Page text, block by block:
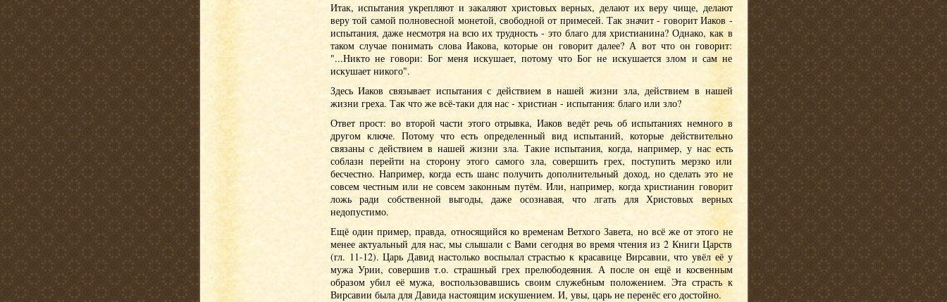
Итак, испытания укрепляют и закаляют христовых верных, делают их веру чище, делают
веру той самой полновесной монетой, свободной от примесей. Так значит - говорит Иаков -
испытания, даже несмотря на всю их трудность - это благо для христианина? Однако, как в
таком случае понимать слова Иакова, которые он говорит далее? А вот что он говорит:
"...Никто не говори: Бог меня искушает, потому что Бог не искушается злом и сам не
искушает никого".
Здесь Иаков связывает испытания с действием в нашей жизни зла, действием в нашей
жизни греха. Так что же всё-таки для нас - христиан - испытания: благо или зло?
Ответ прост: во второй части этого отрывка, Иаков ведёт речь об испытаниях немного в
другом ключе. Потому что есть определенный вид испытаний, которые действительно
связаны с действием в нашей жизни зла. Такие испытания, когда, например, у нас есть
соблазн перейти на сторону этого самого зла, совершить грех, поступить мерзко или
бесчестно. Например, когда есть шанс получить дополнительный доход, но сделать это не
совсем честным или не совсем законным путём. Или, например, когда христианин говорит
ложь ради собственной выгоды, даже осознавая, что лгать для Христовых верных
недопустимо.
Ещё один пример, правда, относящийся ко временам Ветхого Завета, но всё же от этого не
менее актуальный для нас, мы слышали с Вами сегодня во время чтения из 2 Книги Царств
(гл. 11-12). Царь Давид настолько воспылал страстью к красавице Вирсавии, что увёл её у
мужа Урии, совершив т.о. страшный грех прелюбодеяния. А после он ещё и косвенным
образом убил её мужа, воспользовавшись своим служебным положением. Эта страсть к
Вирсавии была для Давида настоящим искушением. И, увы, царь не перенёс его достойно.